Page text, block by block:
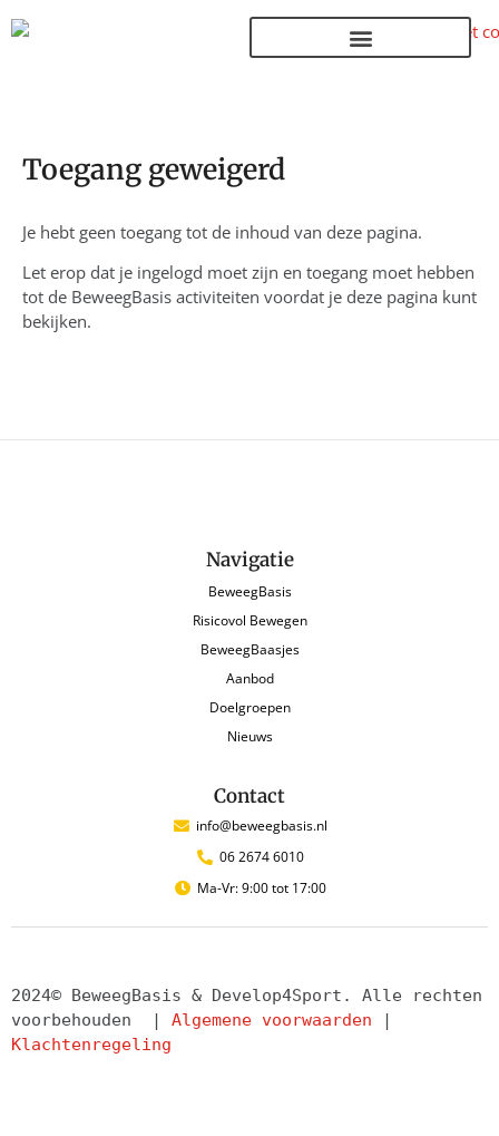
Toegang geweigerd
Je hebt geen toegang tot de inhoud van deze pagina.
Let erop dat je ingelogd moet zijn en toegang moet hebben
tot de BeweegBasis activiteiten voordat je deze pagina kunt
bekijken.
Navigatie
BeweegBasis
Risicovol Bewegen
BeweegBaasjes
Aanbod
Doelgroepen
Nieuws
Contact
info@beweegbasis.nl
06 2674 6010
Ma-Vr: 9:00 tot 17:00
2024© BeweegBasis & Develop4Sport. Alle rechten
voorbehouden  | Algemene voorwaarden
Klachtenregeling